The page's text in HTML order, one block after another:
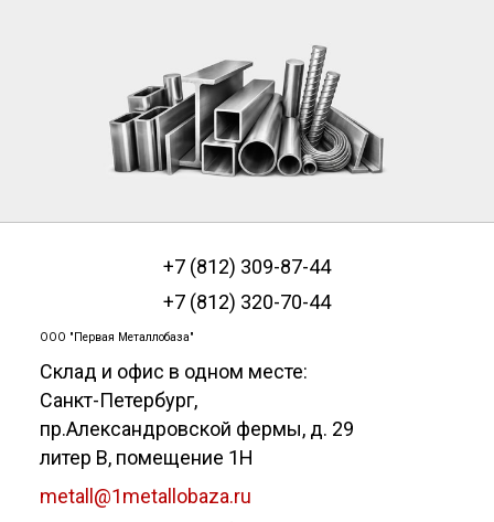
+7 (812) 309-87-44
+7 (812) 320-70-44
ООО "Первая Металлобаза"
Склад и офис в одном месте:
Санкт-Петербург,
пр.Александровской фермы, д. 29
литер В, помещение 1Н
metall@1metallobaza.ru